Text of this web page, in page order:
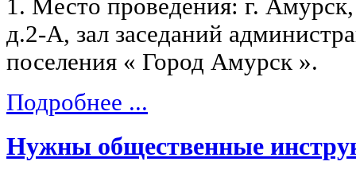
1. Место проведения: г.
д.2-А, зал заседаний
поселения « Город Амурск ».
Подробнее ...
Нужны общественные